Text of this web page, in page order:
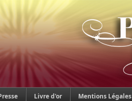
Livre d'or Mentions Légales